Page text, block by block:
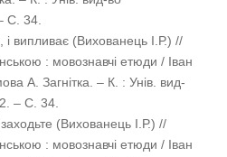
С. 34.
і випливає (Вихованець І.Р.) //
: мовознавчі етюди / Іван
А. Загнітка. – К. : Унів. вид-
– С. 34.
(Вихованець І.Р.) //
: мовознавчі етюди / Іван